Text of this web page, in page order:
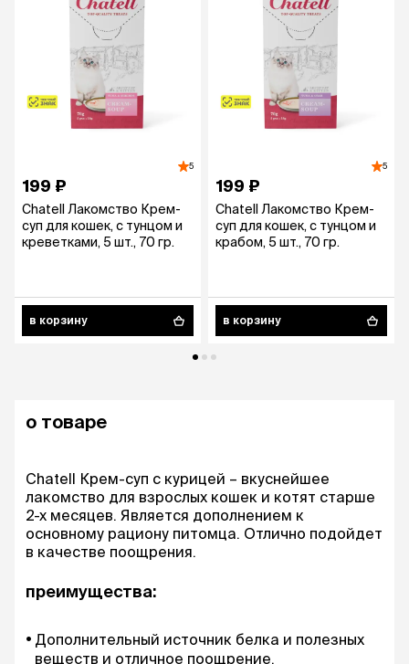
5
199 ₽
Chatell Лакомство Крем-
суп для кошек, с тунцом и
креветками, 5 шт., 70 гр.
в корзину
5
199 ₽
Chatell Лакомство Крем-
суп для кошек, с тунцом и
крабом, 5 шт., 70 гр.
в корзину
о товаре
Chatell Крем-суп с курицей – вкуснейшее
лакомство для взрослых кошек и котят старше
2-x месяцев. Является дополнением к
основному рациону питомца. Отлично подойдет
в качестве поощрения.
преимущества:
Дополнительный источник белка и полезных
веществ и отличное поощрение.